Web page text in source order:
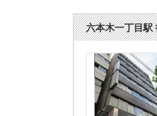
六本木一丁目